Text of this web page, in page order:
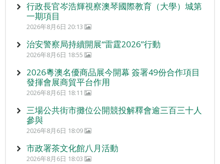
行政長官岑浩輝視察澳琴國際教育（大學）城第
一期項目
2026年8月6日 20:13
治安警察局持續開展“雷霆2026”行動
2026年8月6日 18:55
2026粵澳名優商品展今開幕 簽署49份合作項目
發揮會展商貿平台作用
2026年8月6日 18:11
三場公共街市攤位公開競投解釋會逾三百三十人
參與
2026年8月6日 18:09
市政署茶文化館八月活動
2026年8月6日 18:03